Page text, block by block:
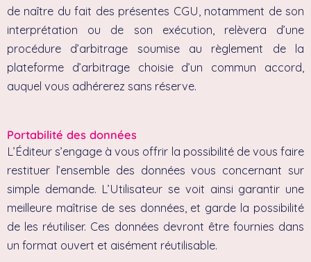
de naître du fait des présentes CGU, notamment de son
interprétation ou de son exécution, relèvera d’une
procédure d’arbitrage soumise au règlement de la
plateforme d’arbitrage choisie d’un commun accord,
auquel vous adhérerez sans réserve.
Portabilité des données
L’Éditeur s’engage à vous offrir la possibilité de vous faire
restituer l’ensemble des données vous concernant sur
simple demande. L’Utilisateur se voit ainsi garantir une
meilleure maîtrise de ses données, et garde la possibilité
de les réutiliser. Ces données devront être fournies dans
un format ouvert et aisément réutilisable.